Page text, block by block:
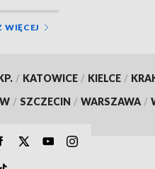
WIĘCEJ
/ KATOWICE / KIELCE /
/ SZCZECIN / WARSZAWA /